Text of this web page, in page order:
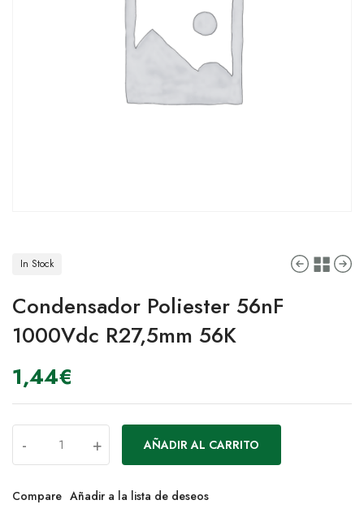
In Stock
Condensador Poliester 56nF
1000Vdc R27,5mm 56K
1,44€
- + AÑADIR AL CARRITO
Compare Añadir a la lista de deseos